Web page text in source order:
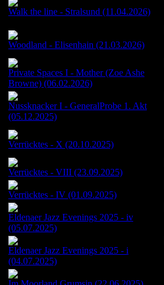
Walk the line - Stralsund (11.04.2026)
Woodland - Elisenhain (21.03.2026)
Private Spaces I - Mother (Zoe Ashe
Browne) (06.02.2026)
Nussknacker I - GeneralProbe 1. Akt
(05.12.2025)
Verrücktes - X (20.10.2025)
Verrücktes - VIII (23.09.2025)
Verrücktes - IV (01.09.2025)
Eldenaer Jazz Evenings 2025 - iv
(05.07.2025)
Eldenaer Jazz Evenings 2025 - i
(04.07.2025)